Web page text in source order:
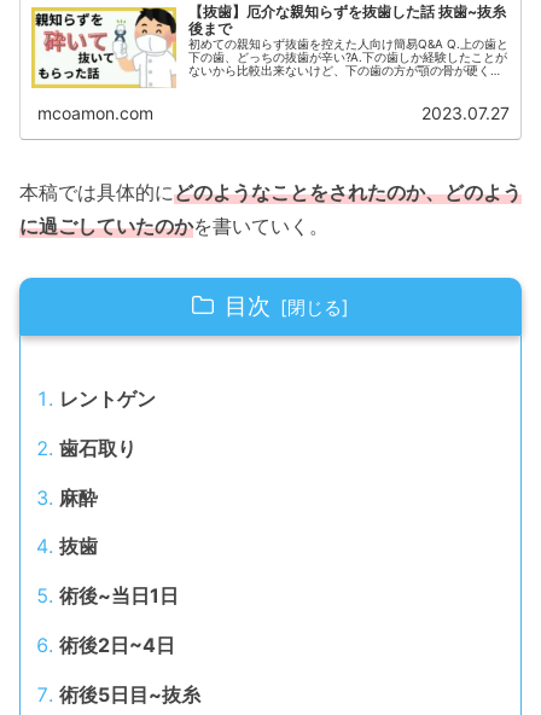
【抜歯】厄介な親知らずを抜歯した話 抜歯~抜糸
後まで
初めての親知らず抜歯を控えた人向け簡易Q&A Q.上の歯と
下の歯、どっちの抜歯が辛い?A.下の歯しか経験したことが
ないから比較出来ないけど、下の歯の方が顎の骨が硬くて
mcoamon.com 2023.07.27
本稿では具体的にどのようなことをされたのか、どのよう
に過ごしていたのかを書いていく。
目次
レントゲン
歯石取り
麻酔
抜歯
術後~当日1日
術後2日~4日
術後5日目~抜糸